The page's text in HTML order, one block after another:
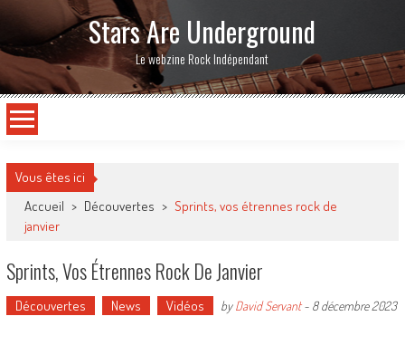
Stars Are Underground
Le webzine Rock Indépendant
Vous êtes ici
Accueil > Découvertes > Sprints, vos étrennes rock de
janvier
Sprints, Vos Étrennes Rock De Janvier
Découvertes News Vidéos byDavid Servant- 8 décembre 2023